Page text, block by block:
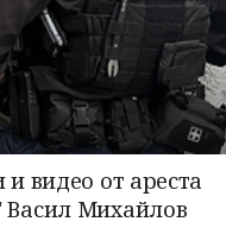
видео от ареста
Васил Михайлов